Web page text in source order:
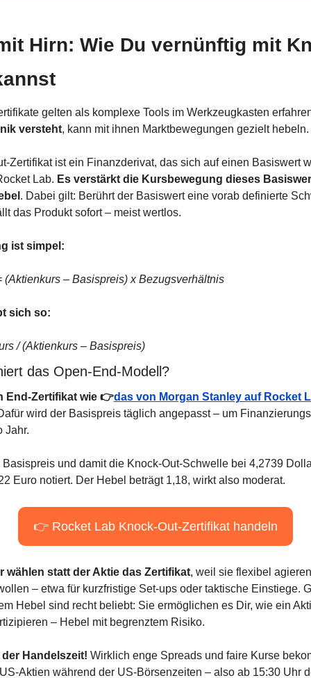
Hirn: Wie Du vernünftig mit
gelten als komplexe Tools im Werkzeugkasten
versteht, kann mit ihnen Marktbewegungen gezielt hebeln.
Zertifikat ist ein Finanzderivat, das sich auf einen Basiswert
Lab. Es verstärkt die Kursbewegung dieses
. Dabei gilt: Berührt der Basiswert eine vorab definierte
das Produkt sofort – meist wertlos.
ist simpel:
(Aktienkurs – Basispreis) x Bezugsverhältnis
sich so:
/ (Aktienkurs – Basispreis)
das Open-End-Modell?
End-Zertifikat wie 👉das von Morgan Stanley auf Rocket
wird der Basispreis täglich angepasst – um
Jahr.
Basispreis und damit die Knock-Out-Schwelle bei 4,2739
Euro notiert. Der Hebel beträgt 1,18, wirkt also moderat.
👉 Rocket Lab Knock-Out-Zertifikat handeln
wählen statt der Aktie das Zertifikat, weil sie flexibel
– etwa für kurzfristige Set-ups oder taktische Einstiege.
Hebel sind recht beliebt: Sie ermöglichen es Dir, wie ein
– Hebel mit begrenztem Risiko.
Handelszeit! Wirklich enge Spreads und faire Kurse
Aktien während der US-Börsenzeiten – also ab 15:30 Uhr